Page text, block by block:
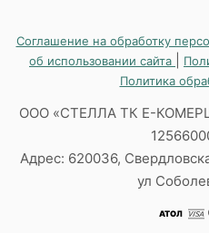
Соглашение на обработку
об использовании сайта
Политика
ООО «СТЕЛЛА ТК Е-
Адрес: 620036,
ул
АТОЛ